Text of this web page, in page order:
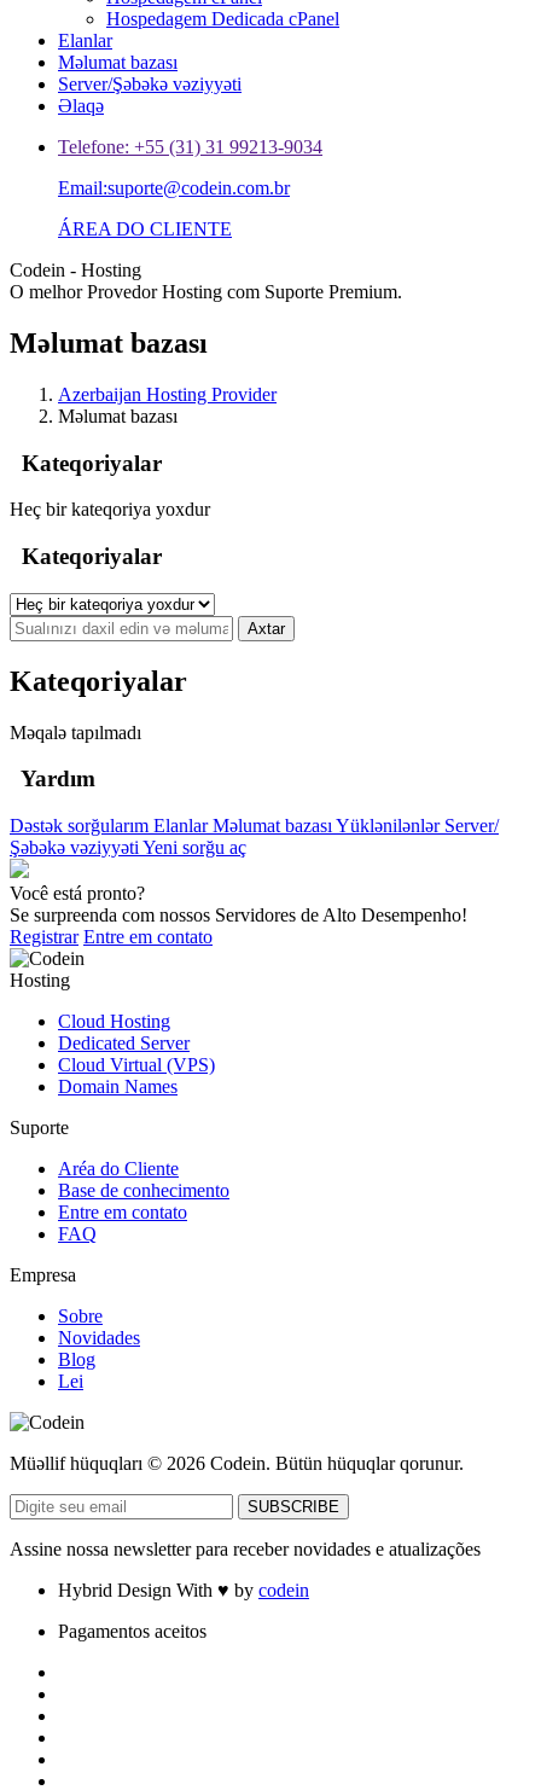
Hospedagem Dedicada cPanel
Elanlar
Məlumat bazası
Server/Şəbəkə vəziyyəti
Əlaqə
Telefone: +55 (31) 31 99213-9034
Email:suporte@codein.com.br
ÁREA DO CLIENTE
Codein - Hosting
O melhor Provedor Hosting com Suporte Premium.
Məlumat bazası
Azerbaijan Hosting Provider
Məlumat bazası
Kateqoriyalar
Heç bir kateqoriya yoxdur
Kateqoriyalar
Kateqoriyalar
Məqalə tapılmadı
Yardım
Dəstək sorğularım ElanlarMəlumat bazası Yüklənilənlər Server/
Şəbəkə vəziyyəti Yeni sorğu aç
Você está pronto?
Se surpreenda com nossos Servidores de Alto Desempenho!
Registrar Entre em contato
Hosting
Cloud Hosting
Dedicated Server
Cloud Virtual (VPS)
Domain Names
Suporte
Aréa do Cliente
Base de conhecimento
Entre em contato
FAQ
Empresa
Sobre
Novidades
Blog
Lei
Müəllif hüquqları © 2026 Codein. Bütün hüquqlar qorunur.
Assine nossa newsletter para receber novidades e atualizações
Hybrid Design With ♥ by codein
Pagamentos aceitos